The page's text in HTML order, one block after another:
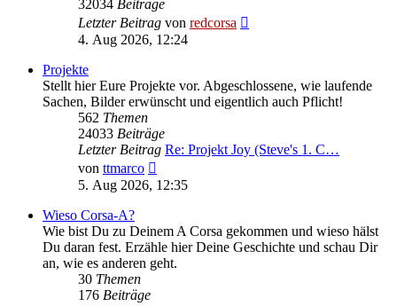
32034 Beiträge
Letzter Beitrag von redcorsa
4. Aug 2026, 12:24
Projekte
Stellt hier Eure Projekte vor. Abgeschlossene, wie laufende
Sachen, Bilder erwünscht und eigentlich auch Pflicht!
562 Themen
24033 Beiträge
Letzter Beitrag Re: Projekt Joy (Steve's 1. C…
von ttmarco
Beitrag
5. Aug 2026, 12:35
Wieso Corsa-A?
Wie bist Du zu Deinem A Corsa gekommen und wieso hälst
Du daran fest. Erzähle hier Deine Geschichte und schau Dir
an, wie es anderen geht.
30 Themen
176 Beiträge